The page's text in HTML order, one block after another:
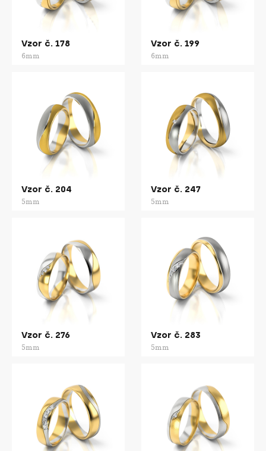
Vzor č. 178
6mm
Vzor č. 199
6mm
Vzor č. 204
5mm
Vzor č. 247
5mm
Vzor č. 276
5mm
Vzor č. 283
5mm